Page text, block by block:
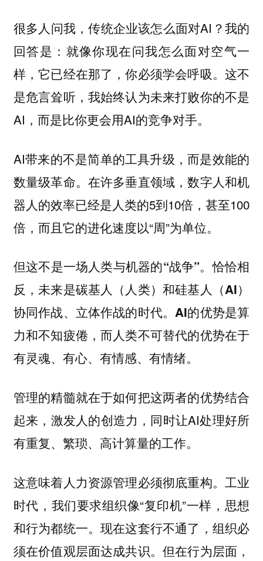
很多人问我，传统企业该怎么面对AI？我的
回答是：就像你现在问我怎么面对空气一
样，它已经在那了，你必须学会呼吸。这不
是危言耸听，我始终认为未来打败你的不是
AI，而是比你更会用AI的竞争对手。
AI带来的不是简单的工具升级，而是效能的
数量级革命。在许多垂直领域，数字人和机
器人的效率已经是人类的5到10倍，甚至100
倍，而且它的进化速度以“周”为单位。
但这不是一场人类与机器的“战争”。恰恰相
反，未来是碳基人（人类）和硅基人（AI）
协同作战、立体作战的时代。AI的优势是算
力和不知疲倦，而人类不可替代的优势在于
有灵魂、有心、有情感、有情绪。
管理的精髓就在于如何把这两者的优势结合
起来，激发人的创造力，同时让AI处理好所
有重复、繁琐、高计算量的工作。
这意味着人力资源管理必须彻底重构。工业
时代，我们要求组织像“复印机”一样，思想
和行为都统一。现在这套行不通了，组织必
须在价值观层面达成共识。但在行为层面，